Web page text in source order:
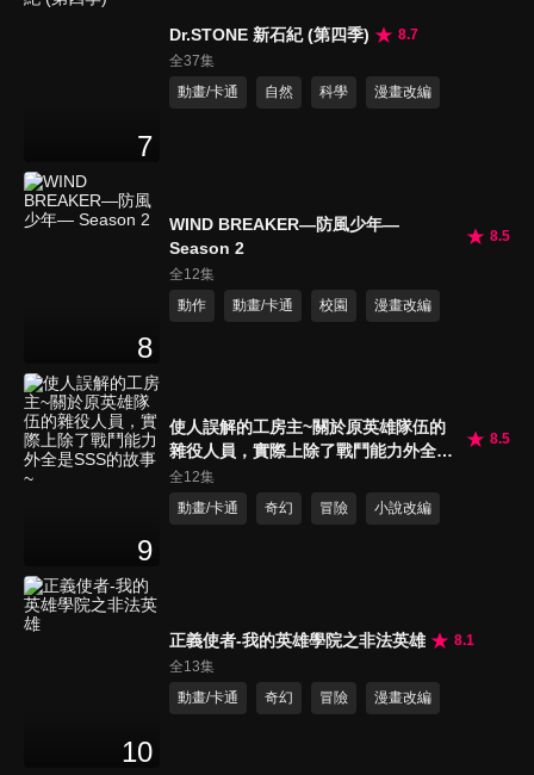
7
Dr.STONE 新石紀 (第四季)
8.7
全37集
動畫/卡通
自然 科學 漫畫改編
8
WIND BREAKER—防風少年—
Season 2
8.5
全12集
動作
動畫/卡通 校園 漫畫改編
9
使人誤解的工房主~關於原英雄隊伍的
雜役人員，實際上除了戰鬥能力外全是
SSS的故事~
8.5
全12集
動畫/卡通
奇幻 冒險 小說改編
10
正義使者-我的英雄學院之非法英雄
8.1
全13集
動畫/卡通
奇幻 冒險 漫畫改編